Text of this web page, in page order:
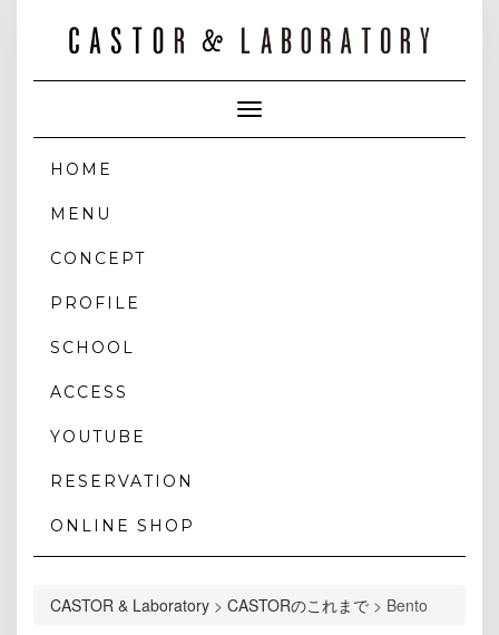
Toggle
Navigation
HOME
MENU
CONCEPT
PROFILE
SCHOOL
ACCESS
YOUTUBE
RESERVATION
ONLINE SHOP
CASTOR & Laboratory > CASTORのこれまで > Bento